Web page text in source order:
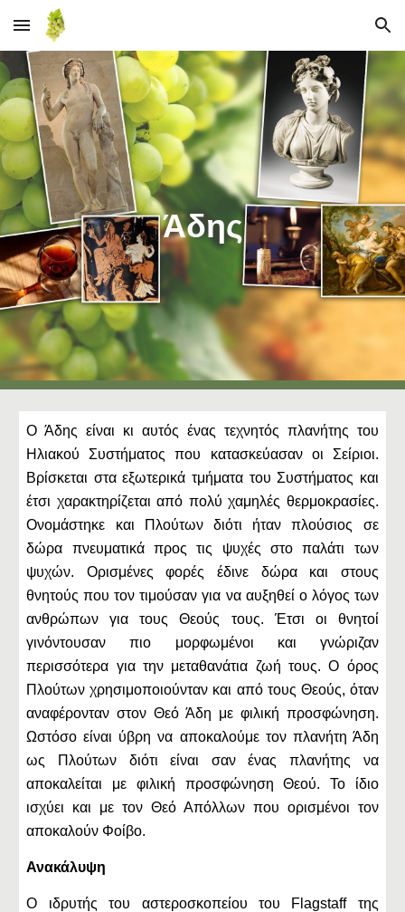
Skip to main content Skip to navigation
Άδης
Ο Άδης είναι κι αυτός ένας τεχνητός πλανήτης του
Ηλιακού Συστήματος που κατασκεύασαν οι Σείριοι.
Βρίσκεται στα εξωτερικά τμήματα του Συστήματος και
έτσι χαρακτηρίζεται από πολύ χαμηλές θερμοκρασίες.
Ονομάστηκε και Πλούτων διότι ήταν πλούσιος σε
δώρα πνευματικά προς τις ψυχές στο παλάτι των
ψυχών. Ορισμένες φορές έδινε δώρα και στους
θνητούς που τον τιμούσαν για να αυξηθεί ο λόγος των
ανθρώπων για τους Θεούς τους. Έτσι οι θνητοί
γινόντουσαν πιο μορφωμένοι και γνώριζαν
περισσότερα για την μεταθανάτια ζωή τους. Ο όρος
Πλούτων χρησιμοποιούνταν και από τους Θεούς, όταν
αναφέρονταν στον Θεό Άδη με φιλική προσφώνηση.
Ωστόσο είναι ύβρη να αποκαλούμε τον πλανήτη Άδη
ως Πλούτων διότι είναι σαν ένας πλανήτης να
αποκαλείται με φιλική προσφώνηση Θεού. Το ίδιο
ισχύει και με τον Θεό Απόλλων που ορισμένοι τον
αποκαλούν Φοίβο.
Ανακάλυψη
Ο ιδρυτής του αστεροσκοπείου του Flagstaff της